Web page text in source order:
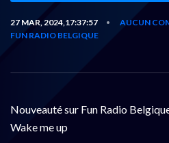
27 MAR, 2024,17:37:57 • AUCUN
FUN RADIO BELGIQUE
Nouveauté sur Fun Radio
Wake me up